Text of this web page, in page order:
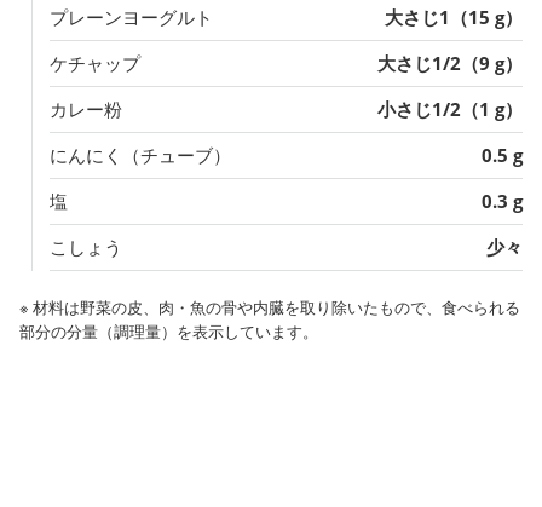
プレーンヨーグルト
大さじ1（15 g）
ケチャップ
大さじ1/2（9 g）
カレー粉
小さじ1/2（1 g）
にんにく（チューブ）
0.5 g
塩
0.3 g
こしょう
少々
※ 材料は野菜の皮、肉・魚の骨や内臓を取り除いたもので、食べられる
部分の分量（調理量）を表示しています。